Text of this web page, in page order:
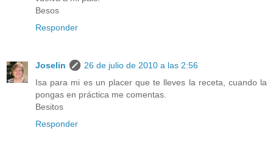
Besos
Responder
Joselin
26 de julio de 2010 a las 2:56
Isa para mi es un placer que te lleves la receta, cuando la
pongas en práctica me comentas.
Besitos
Responder